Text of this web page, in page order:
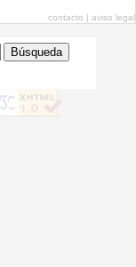
contacto | aviso legal